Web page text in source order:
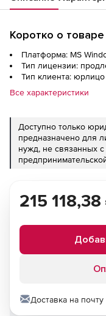
Коротко о товаре
Платформа: MS
Тип лицензии:
Тип клиента: юрлицо
Все характеристики
Доступно только
предназначено для
нужд, не связанных
215 118,38
Доставка на